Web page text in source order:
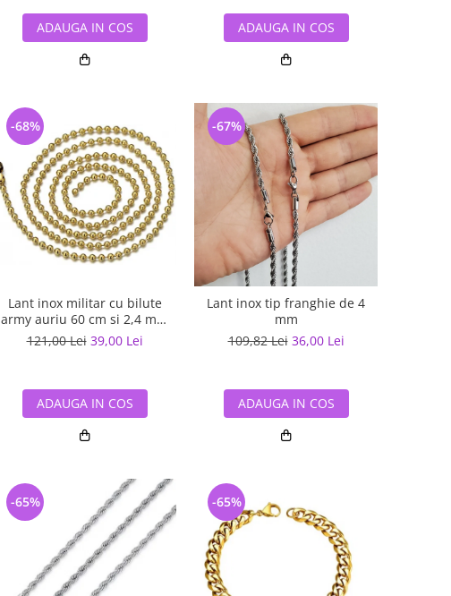
ADAUGA IN COS ADAUGA IN COS
Lant inox militar cu bilute
army auriu 60 cm si 2,4 mm
grosime
121,00 Lei 39,00 Lei
-68%
ADAUGA IN COS
Lant inox tip franghie de 4
mm
109,82 Lei 36,00 Lei
-67%
ADAUGA IN COS
-65% -65%